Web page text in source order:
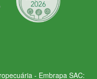
- Embrapa SAC: